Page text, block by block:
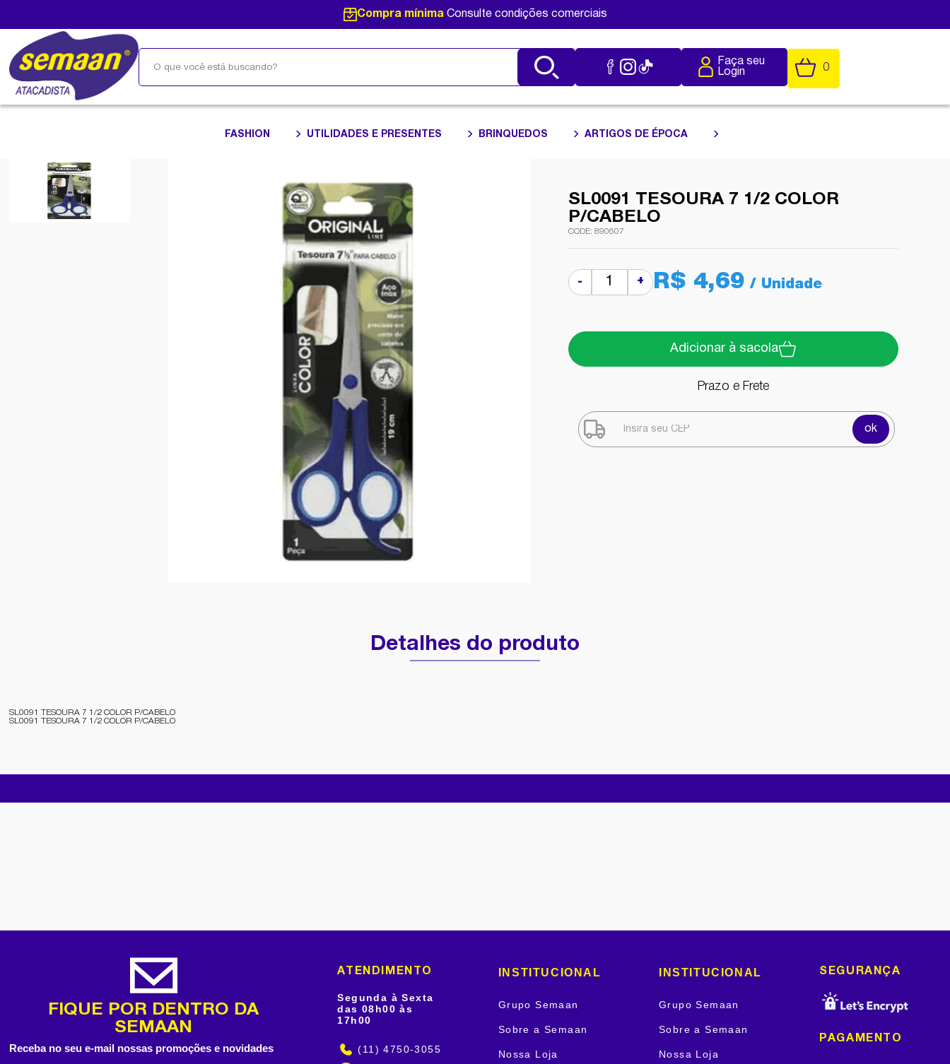
Compra mínimaConsulte condições comerciais
Faça seu
Login
0
FASHION UTILIDADES E PRESENTES BRINQUEDOS ARTIGOS DE ÉPOCA
SL0091 TESOURA 7 1/2 COLOR
P/CABELO
890607
- + R$ 4,69
Adicionar à sacola
Prazo e Frete
ok
Detalhes do produto
SL0091 TESOURA 7 1/2 COLOR P/CABELO
SL0091 TESOURA 7 1/2 COLOR P/CABELO
FIQUE POR DENTRO DA
SEMAAN
Receba no seu e-mail nossas promoções e novidades
ATENDIMENTO
Segunda à Sexta
das 08h00 às
17h00
(11) 4750-3055
INSTITUCIONAL
Grupo Semaan
Sobre a Semaan
Nossa Loja
INSTITUCIONAL
Grupo Semaan
Sobre a Semaan
Nossa Loja
SEGURANÇA
PAGAMENTO